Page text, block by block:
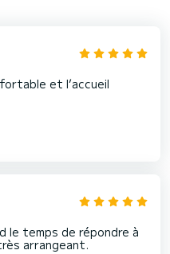
et l’accueil
le temps de répondre à
arrangeant.